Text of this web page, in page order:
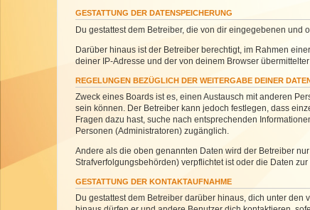
GESTATTUNG DER DATENSPEICHERUNG
Du gestattest dem Betreiber, die von dir eingegebenen und
Darüber hinaus ist der Betreiber berechtigt, im Rahmen
deiner IP-Adresse und der von deinem Browser
REGELUNGEN BEZÜGLICH DER WEITERGABE DEINER
Zweck eines Boards ist es, einen Austausch mit anderen
sein können. Der Betreiber kann jedoch festlegen, dass
Fragen dazu hast, suche nach entsprechenden
Personen (Administratoren) zugänglich.
Andere als die oben genannten Daten wird der Betreiber
Strafverfolgungsbehörden) verpflichtet ist oder die Daten
GESTATTUNG DER KONTAKTAUFNAHME
Du gestattest dem Betreiber darüber hinaus, dich unter